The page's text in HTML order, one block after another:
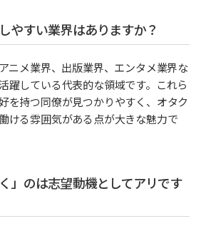
やすい業界はありますか？
ニメ業界、出版業界、エンタメ業界な
躍している代表的な領域です。これら
を持つ同僚が見つかりやすく、オタク
ける雰囲気がある点が大きな魅力で
」のは志望動機としてアリです